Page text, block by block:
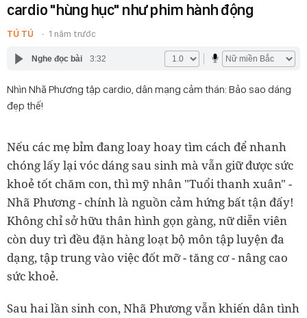
cardio "hùng hục" như phim hành động
TÚ TÚ 1 năm trước
Nghe đọc bài 3:32
Nhìn Nhã Phương tập cardio, dân mạng cảm thán: Bảo sao dáng
đẹp thế!
Nếu các mẹ bỉm đang loay hoay tìm cách để nhanh
chóng lấy lại vóc dáng sau sinh mà vẫn giữ được sức
khoẻ tốt chăm con, thì mỹ nhân "Tuổi thanh xuân" -
Nhã Phương - chính là nguồn cảm hứng bất tận đấy!
Không chỉ sở hữu thân hình gọn gàng, nữ diễn viên
còn duy trì đều đặn hàng loạt bộ môn tập luyện đa
dạng, tập trung vào việc đốt mỡ - tăng cơ - nâng cao
sức khoẻ.
Sau hai lần sinh con, Nhã Phương vẫn khiến dân tình